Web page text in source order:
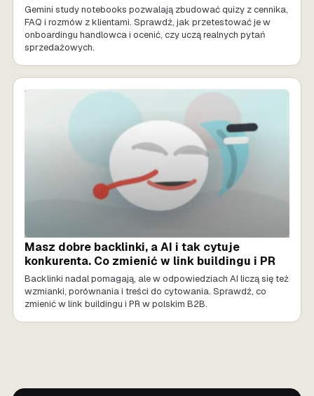
Gemini study notebooks pozwalają zbudować quizy z cennika,
FAQ i rozmów z klientami. Sprawdź, jak przetestować je w
onboardingu handlowca i ocenić, czy uczą realnych pytań
sprzedażowych.
MARKETING AI
Masz dobre backlinki, a AI i tak cytuje
konkurenta. Co zmienić w link buildingu i PR
Backlinki nadal pomagają, ale w odpowiedziach AI liczą się też
wzmianki, porównania i treści do cytowania. Sprawdź, co
zmienić w link buildingu i PR w polskim B2B.